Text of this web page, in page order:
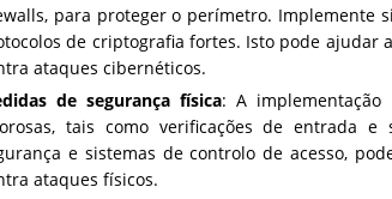
para proteger o perímetro. Implemente
de criptografia fortes. Isto pode
ataques cibernéticos.
de segurança física: A
tais como verificações de entrada
e sistemas de controlo de acesso,
ataques físicos.